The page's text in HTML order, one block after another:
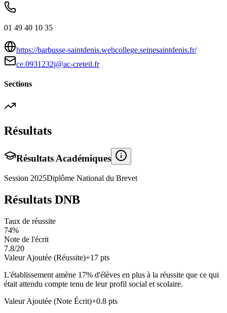
01 49 40 10 35
https://barbusse-saintdenis.webcollege.seinesaintdenis.fr/
ce.0931232j@ac-creteil.fr
Sections
Résultats
Résultats Académiques
Session 2025Diplôme National du Brevet
Résultats DNB
Taux de réussite
74%
Note de l'écrit
7.8/20
Valeur Ajoutée (Réussite)+17 pts
L'établissement amène 17% d'élèves en plus à la réussite que ce qui
était attendu compte tenu de leur profil social et scolaire.
Valeur Ajoutée (Note Écrit)+0.8 pts